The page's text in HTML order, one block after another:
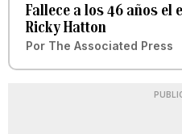
Fallece a los 46 años el
Ricky Hatton
Por The Associated Press